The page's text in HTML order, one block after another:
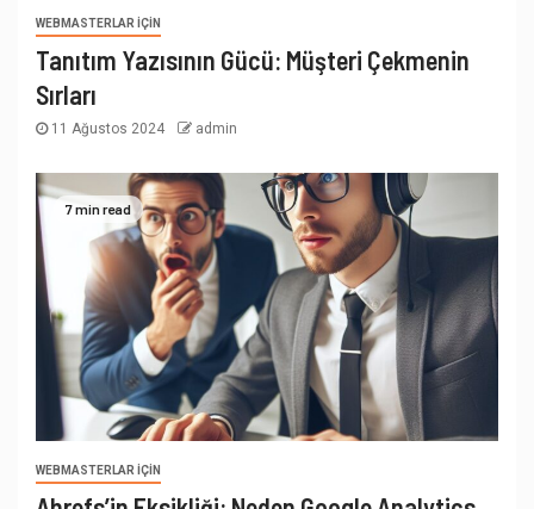
WEBMASTERLAR İÇIN
Tanıtım Yazısının Gücü: Müşteri Çekmenin
Sırları
11 Ağustos 2024 admin
7 min read
WEBMASTERLAR İÇIN